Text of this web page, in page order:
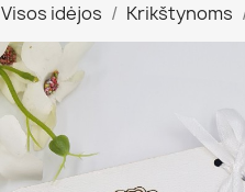
Visos idėjos Krikštynoms